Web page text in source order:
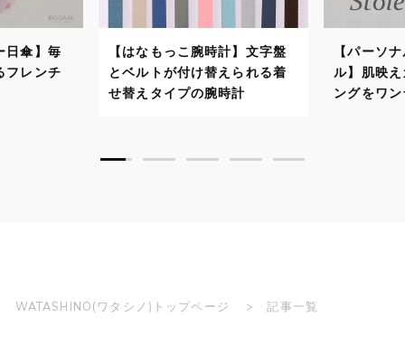
なもっこ腕時計】文字盤
ルトが付け替えられる着
えタイプの腕時計
【パーソナルカラーストー
ル】肌映えカラーでスタイリ
ングをワンランクアップ！
WATASHINO(ワタシノ)トップページ 記事一覧